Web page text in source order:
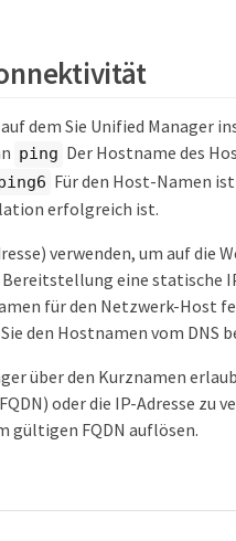
dem Sie Unified Manager
ping Der Hostname des
Für den Host-Namen
erfolgreich ist.
verwenden, um auf die
eine statische
für den Netzwerk-Host
den Hostnamen vom DNS
über den Kurznamen
oder die IP-Adresse zu
gültigen FQDN auflösen.